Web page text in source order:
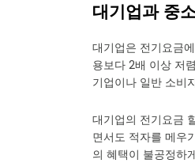
대기업과 중
대기업은 전기요금
용보다 2배 이상 저
기업이나 일반 소비
대기업의 전기요금
면서도 적자를 메우
의 혜택이 불공정하